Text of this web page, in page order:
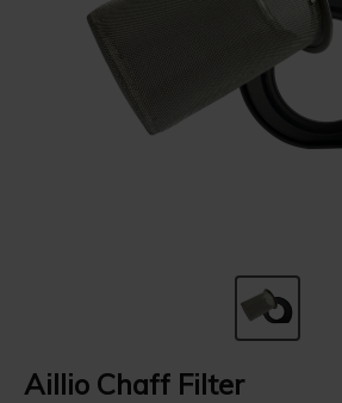
Aillio Chaff Filter